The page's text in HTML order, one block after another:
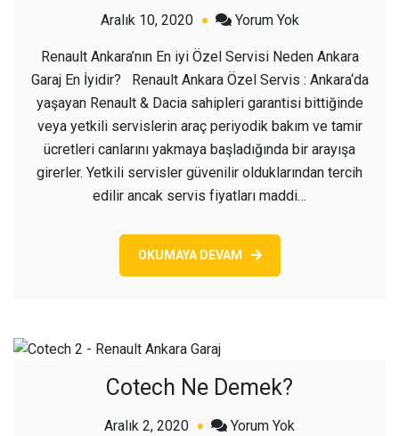
Aralık 10, 2020 Yorum Yokaçık
Ankara
Özel
Servis
Renault Ankara’nın En iyi Özel Servisi Neden Ankara
Garaj En İyidir? Renault Ankara Özel Servis : Ankara‘da
yaşayan Renault & Dacia sahipleri garantisi bittiğinde
veya yetkili servislerin araç periyodik bakım ve tamir
ücretleri canlarını yakmaya başladığında bir arayışa
girerler. Yetkili servisler güvenilir olduklarından tercih
edilir ancak servis fiyatları maddi…
OKUMAYA DEVAM
Cotech Ne Demek?
Aralık 2, 2020 Yorum Yok